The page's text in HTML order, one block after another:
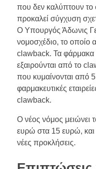
που δεν καλύπτουν το
προκαλεί σύγχυση
Ο Υπουργός Άδωνις
νομοσχέδιο, το οποίο
clawback. Τα φάρμακα
εξαιρούνται από το
που κυμαίνονται από
φαρμακευτικές
clawback.
Ο νέος νόμος μειώνει
ευρώ στα 15 ευρώ, και
νέες προκλήσεις.